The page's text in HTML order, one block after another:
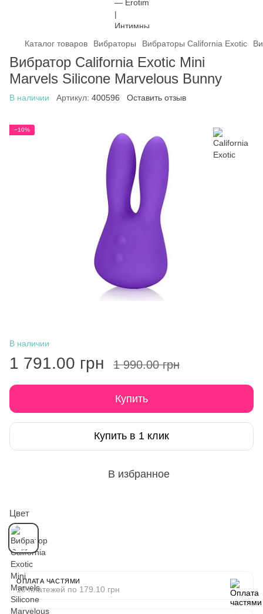
Каталог товаров Вибраторы Вибраторы California Exotic
Вибратор California Exotic Mini
Marvels Silicone Marvelous Bunny
В наличии Артикул: 400596 Оставить отзыв
−10%
В наличии
1 791.00 грн 1 990.00 грн
Купить
Купить в 1 клик
В избранное
Цвет
ОПЛАТА ЧАСТЯМИ
10 платежей по 179.10 грн